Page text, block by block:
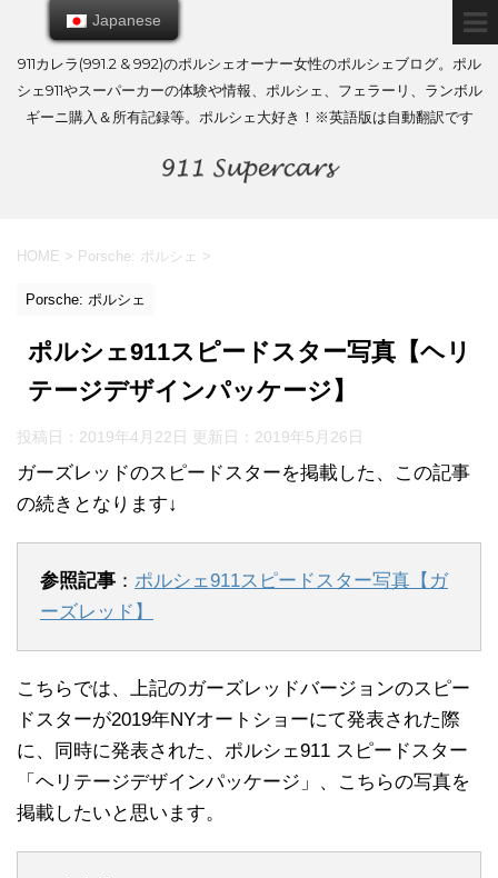
911カレラ(991.2 & 992)のポルシェオーナー女性のポルシェブログ。ポル
シェ911やスーパーカーの体験や情報、ポルシェ、フェラーリ、ランボル
ギーニ購入＆所有記録等。ポルシェ大好き！※英語版は自動翻訳です
HOME > Porsche: ポルシェ >
Porsche: ポルシェ
ポルシェ911スピードスター写真【ヘリ
テージデザインパッケージ】
投稿日：2019年4月22日 更新日： 2019年5月26日
ガーズレッドのスピードスターを掲載した、この記事
の続きとなります↓
参照記事 ： ポルシェ911スピードスター写真【ガ
ーズレッド】
こちらでは、上記のガーズレッドバージョンのスピー
ドスターが2019年NYオートショーにて発表された際
に、同時に発表された、ポルシェ911 スピードスター
「ヘリテージデザインパッケージ」、こちらの写真を
掲載したいと思います。
Japanese
Japanese